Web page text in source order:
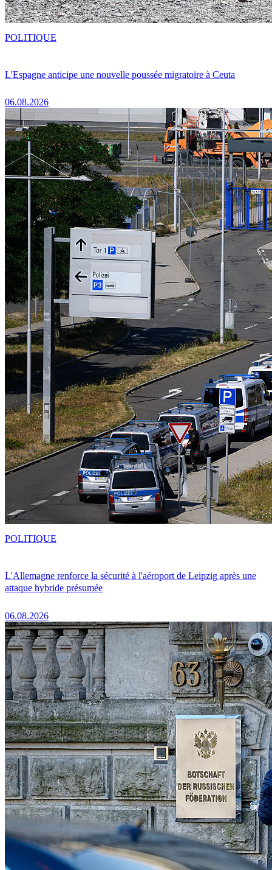
L'Espagne anticipe une nouvelle poussée migratoire à Ceuta
06.08.2026
POLITIQUE
L'Allemagne renforce la sécurité à l'aéroport de Leipzig après une
attaque hybride présumée
06.08.2026
POLITIQUE